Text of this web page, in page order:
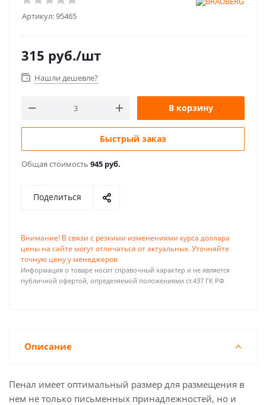
Артикул:95465
315 руб./шт
Нашли дешевле?
В корзину
Быстрый заказ
Общая стоимость 945 руб.
Поделиться
Внимание! В связи с резкими изменениями курса доллара
цены на сайте могут отличаться от актуальных. Уточняйте
точную цену у менеджеров
Информация о товаре носит справочный характер и не является
публичной офертой, определяемой положениями ст.437 ГК РФ
Описание
Пенал имеет оптимальный размер для размещения в
нем не только письменных принадлежностей, но и